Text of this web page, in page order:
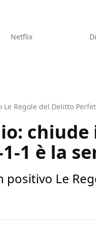
Netflix
Regole del Delitto
1 è la
positivo Le